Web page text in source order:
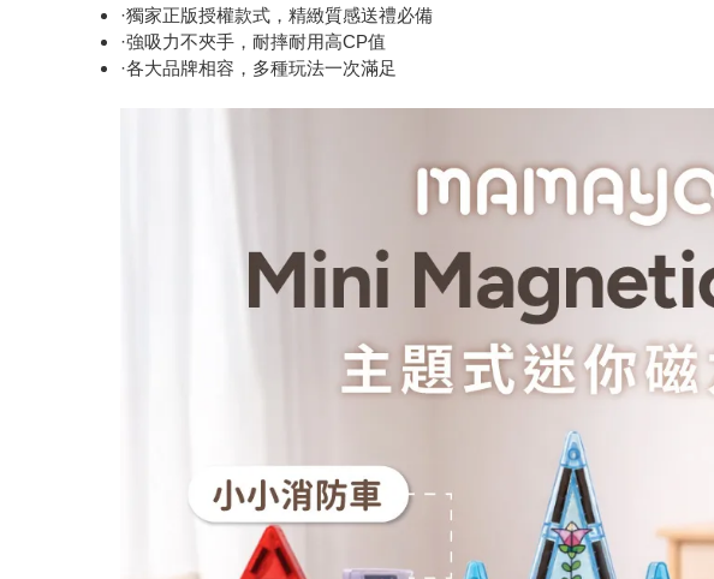
·獨家正版授權款式，精緻質感送禮必備
·強吸力不夾手，耐摔耐用高CP值
·各大品牌相容，多種玩法一次滿足